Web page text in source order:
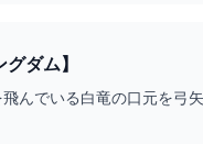
ダム】
んでいる白竜の口元を弓